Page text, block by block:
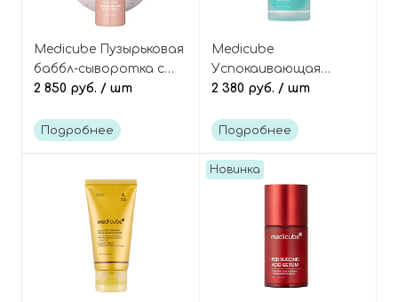
Medicube Пузырьковая
баббл-сыворотка с
коллагеном и
Glow Bubble Serum
2 850 руб. / шт
Подробнее
Medicube
Успокаивающая
сыворотка с 16%
Azelaic Acid 16 BB
2 380 руб. / шт
Подробнее
Новинка